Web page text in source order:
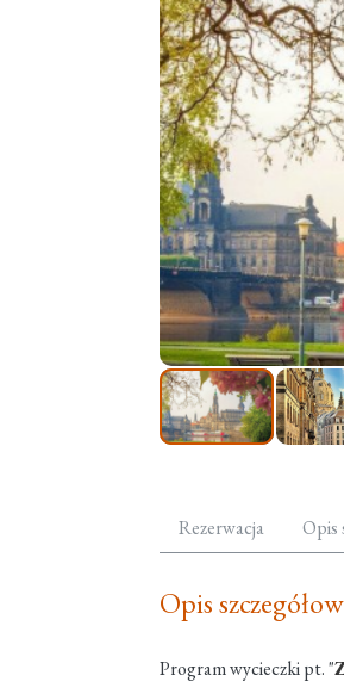
Rezerwacja Opis
Opis
Program wycieczki pt. "